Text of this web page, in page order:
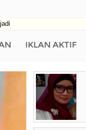
IKLAN AKTIF